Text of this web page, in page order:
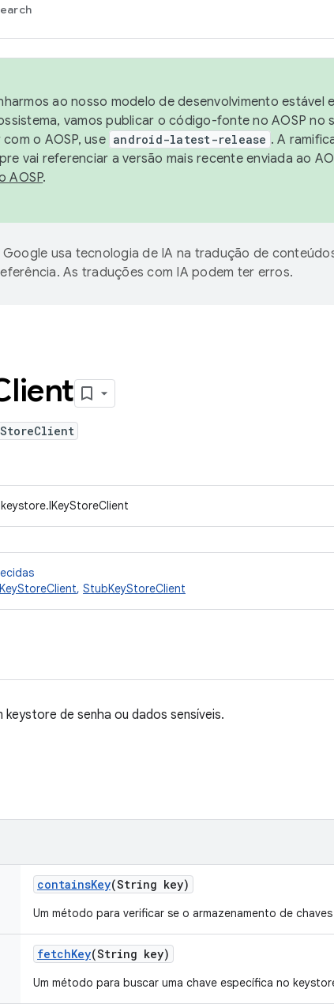
ao nosso modelo de desenvolvimento estável
vamos publicar o código-fonte no AOSP no
o AOSP, use android-latest-release . A
vai referenciar a versão mais recente enviada ao
AOSP.
Google usa tecnologia de IA na tradução de
As traduções com IA podem ter erros.
, StubKeyStoreClient
de senha ou dados sensíveis.
containsKey(String key)
Um método para verificar se o armazenamento de
fetchKey(String key)
Um método para buscar uma chave específica no